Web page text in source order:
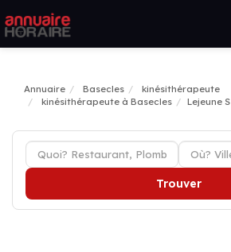
Annuaire Basecles
kinésithérapeute
kinésithérapeute à Basecles
Lejeune S
Trouver